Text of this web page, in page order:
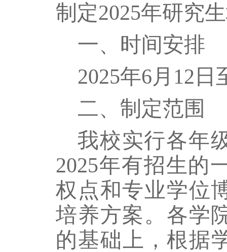
制定2025年研究
一、时间安排
2025年6月 12 日
二、 制定范围
我校实行各年
2025年有招生的
权点和专业学位
培养方案。 各学
的基础上，根据